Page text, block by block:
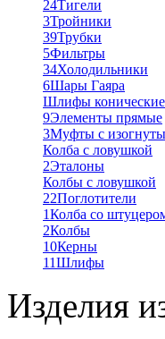
24Тигели
3Тройники
39Трубки
5Фильтры
34Холодильники
6Шары Гаяра
Шлифы конические
9Элементы прямые
3Муфты с
Колба с ловушкой
2Эталоны
Колбы с ловушкой
22Поглотители
1Колба со
2Колбы
10Керны
11Шлифы
Изделия